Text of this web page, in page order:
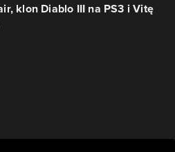
klon Diablo III na PS3 i Vitę